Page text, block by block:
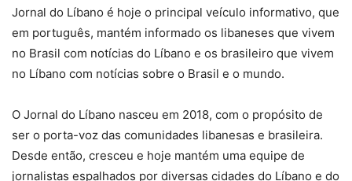
Jornal do Líbano é hoje o principal veículo informativo, que
em português, mantém informado os libaneses que vivem
no Brasil com notícias do Líbano e os brasileiro que vivem
no Líbano com notícias sobre o Brasil e o mundo.
O Jornal do Líbano nasceu em 2018, com o propósito de
ser o porta-voz das comunidades libanesas e brasileira.
Desde então, cresceu e hoje mantém uma equipe de
jornalistas espalhados por diversas cidades do Líbano e do